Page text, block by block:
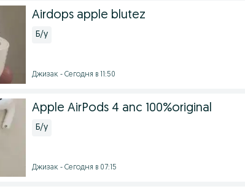
Airdops apple blutez
Б/у
Джизак - Сегодня в 11:50
Apple AirPods 4 anc 100%original
Б/у
Джизак - Сегодня в 07:15